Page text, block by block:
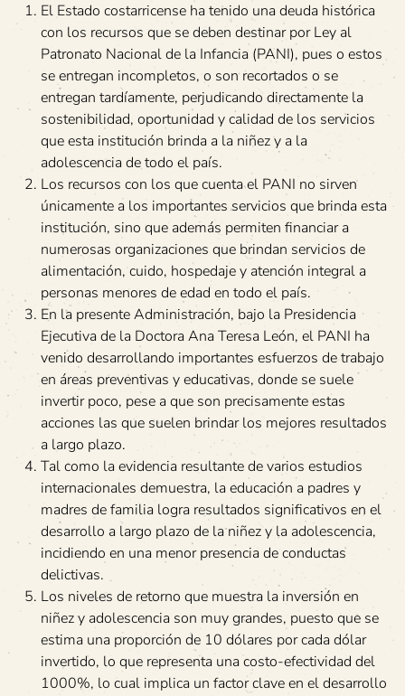
El Estado costarricense ha tenido una deuda histórica
con los recursos que se deben destinar por Ley al
Patronato Nacional de la Infancia (PANI), pues o estos
se entregan incompletos, o son recortados o se
entregan tardíamente, perjudicando directamente la
sostenibilidad, oportunidad y calidad de los servicios
que esta institución brinda a la niñez y a la
adolescencia de todo el país.
Los recursos con los que cuenta el PANI no sirven
únicamente a los importantes servicios que brinda esta
institución, sino que además permiten financiar a
numerosas organizaciones que brindan servicios de
alimentación, cuido, hospedaje y atención integral a
personas menores de edad en todo el país.
En la presente Administración, bajo la Presidencia
Ejecutiva de la Doctora Ana Teresa León, el PANI ha
venido desarrollando importantes esfuerzos de trabajo
en áreas preventivas y educativas, donde se suele
invertir poco, pese a que son precisamente estas
acciones las que suelen brindar los mejores resultados
a largo plazo.
Tal como la evidencia resultante de varios estudios
internacionales demuestra, la educación a padres y
madres de familia logra resultados significativos en el
desarrollo a largo plazo de la niñez y la adolescencia,
incidiendo en una menor presencia de conductas
delictivas.
Los niveles de retorno que muestra la inversión en
niñez y adolescencia son muy grandes, puesto que se
estima una proporción de 10 dólares por cada dólar
invertido, lo que representa una costo-efectividad del
1000%, lo cual implica un factor clave en el desarrollo